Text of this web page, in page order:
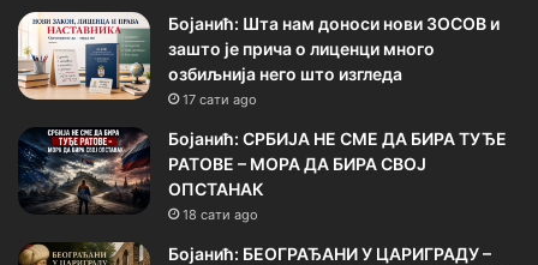
Бојанић: Шта нам доноси нови ЗОСОВ и
зашто је прича о лиценци много
озбиљнија него што изгледа
17 сати ago
Бојанић: СРБИЈА НЕ СМЕ ДА БИРА ТУЂЕ
РАТОВЕ – МОРА ДА БИРА СВОЈ
ОПСТАНАК
18 сати ago
Бојанић: БЕОГРАЂАНИ У ЦАРИГРАДУ –